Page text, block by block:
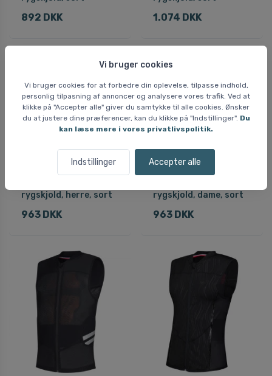
Vi bruger cookies
Vi bruger cookies for at forbedre din oplevelse, tilpasse indhold,
personlig tilpasning af annoncer og analysere vores trafik. Ved at
klikke på "Accepter alle" giver du samtykke til alle cookies. Ønsker
du at justere dine præferencer, kan du klikke på "Indstillinger". Du
kan læse mere i vores privatlivspolitik.
Indstillinger Accepter alle
892 DKK 1.074 DKK
rygskjold, herre, sort
963 DKK
rygskjold, dame, sort
963 DKK